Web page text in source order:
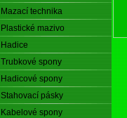
Mazací technika
Plastické mazivo
Hadice
Trubkové spony
Hadicové spony
Stahovací pásky
Kabelové spony